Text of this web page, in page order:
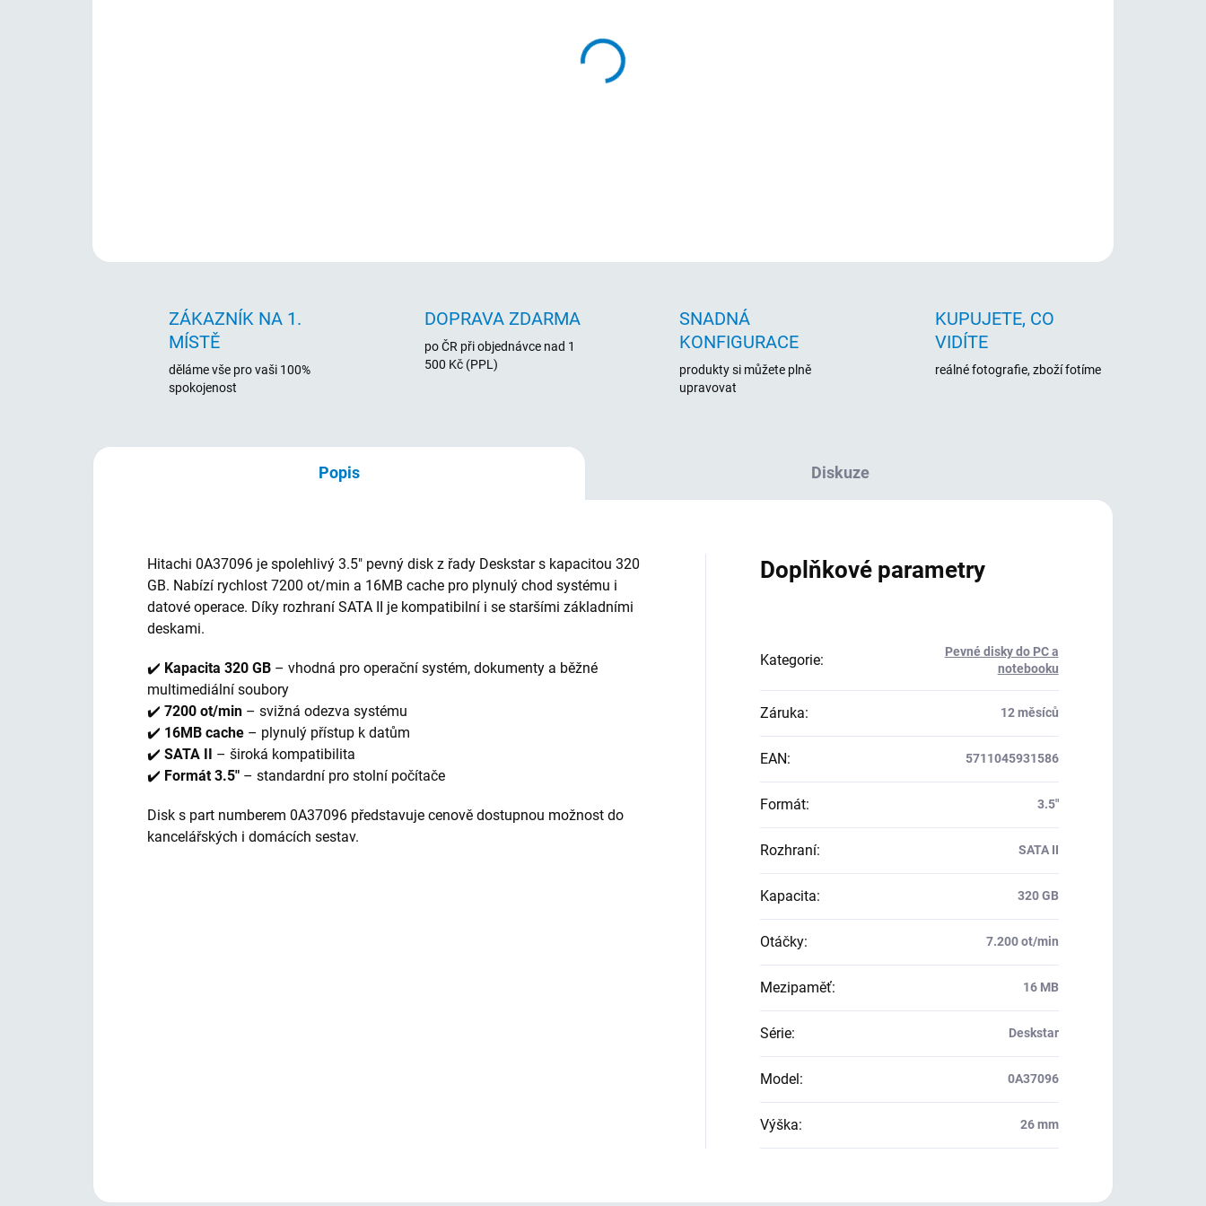
rozhraním SATA II. Spolehlivé řešení pro běžné použití v desktopových PC.
ZÁKAZNÍK NA 1.
MÍSTĚ
děláme vše pro vaši 100%
spokojenost
DOPRAVA ZDARMA
po ČR při objednávce nad 1
500 Kč (PPL)
SNADNÁ
KONFIGURACE
produkty si můžete plně
upravovat
KUPUJETE, CO
VIDÍTE
reálné fotografie, zboží fotíme
Popis Diskuze
Hitachi 0A37096 je spolehlivý 3.5" pevný disk z řady Deskstar s kapacitou 320
GB. Nabízí rychlost 7200 ot/min a 16MB cache pro plynulý chod systému i
datové operace. Díky rozhraní SATA II je kompatibilní i se staršími základními
deskami.
✔️ Kapacita 320 GB – vhodná pro operační systém, dokumenty a běžné
multimediální soubory
✔️ 7200 ot/min – svižná odezva systému
✔️ 16MB cache – plynulý přístup k datům
✔️ SATA II
– široká kompatibilita
✔️ Formát 3.5" – standardní pro stolní počítače
Disk s part numberem 0A37096 představuje cenově dostupnou možnost do
kancelářských i domácích sestav.
Doplňkové parametry
Kategorie:
Pevné disky do PC a
notebooku
Záruka: 12 měsíců
EAN: 5711045931586
Formát: 3.5"
Rozhraní: SATA II
Kapacita: 320 GB
Otáčky: 7.200 ot/min
Mezipaměť: 16 MB
Série: Deskstar
Model : 0A37096
Výška: 26 mm